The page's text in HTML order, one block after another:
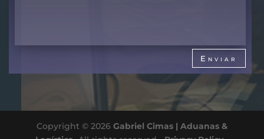
Enviar
Copyright © 2026 Gabriel Cimas | Aduanas &